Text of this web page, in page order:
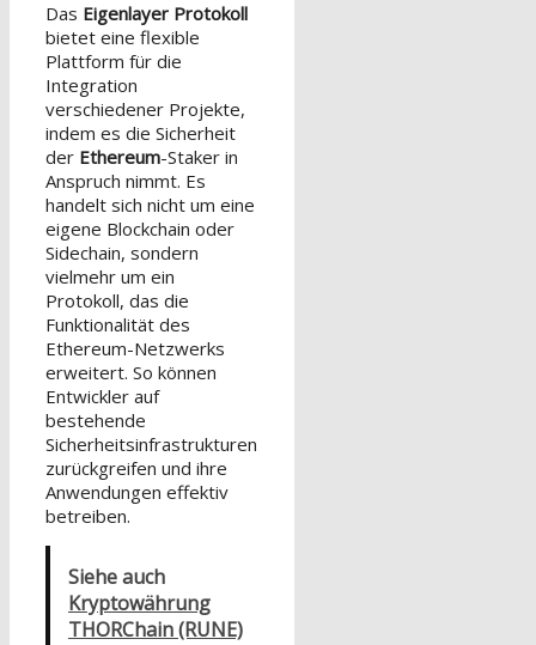
Das Eigenlayer Protokoll
bietet eine flexible
Plattform für die
Integration
verschiedener Projekte,
indem es die Sicherheit
der Ethereum-Staker in
Anspruch nimmt. Es
handelt sich nicht um eine
eigene Blockchain oder
Sidechain, sondern
vielmehr um ein
Protokoll, das die
Funktionalität des
Ethereum-Netzwerks
erweitert. So können
Entwickler auf
bestehende
Sicherheitsinfrastrukturen
zurückgreifen und ihre
Anwendungen effektiv
betreiben.
Siehe auch
Kryptowährung
THORChain (RUNE)